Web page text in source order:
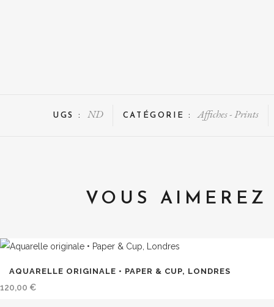
UGS : ND CATÉGORIE : Affiches - Prints
VOUS AIMEREZ
AQUARELLE ORIGINALE • PAPER & CUP, LONDRES
120,00 €